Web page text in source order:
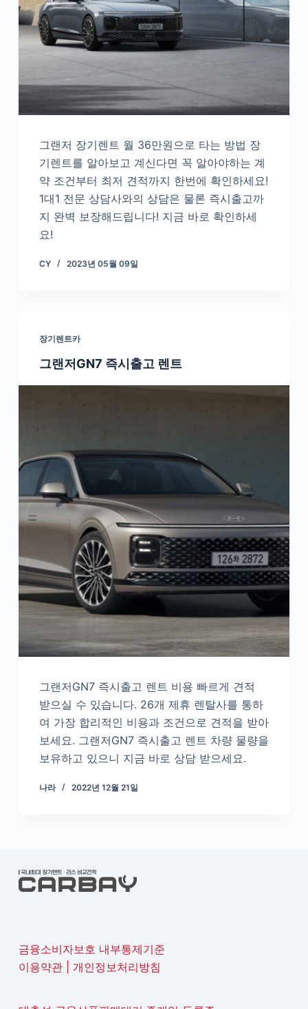
그랜저 장기렌트 월 36만원으로 타는 방법 장
기렌트를 알아보고 계신다면 꼭 알아야하는 계
약 조건부터 최저 견적까지 한번에 확인하세요!
1대1 전문 상담사와의 상담은 물론 즉시출고까
지 완벽 보장해드립니다! 지금 바로 확인하세
요!
CY 2023년 05월 09일
장기렌트카
그랜저GN7 즉시출고 렌트
그랜저GN7 즉시출고 렌트 비용 빠르게 견적
받으실 수 있습니다. 26개 제휴 렌탈사를 통하
여 가장 합리적인 비용과 조건으로 견적을 받아
보세요. 그랜저GN7 즉시출고 렌트 차량 물량을
보유하고 있으니 지금 바로 상담 받으세요.
나라 2022년 12월 21일
금융소비자보호 내부통제기준
이용약관| 개인정보처리방침